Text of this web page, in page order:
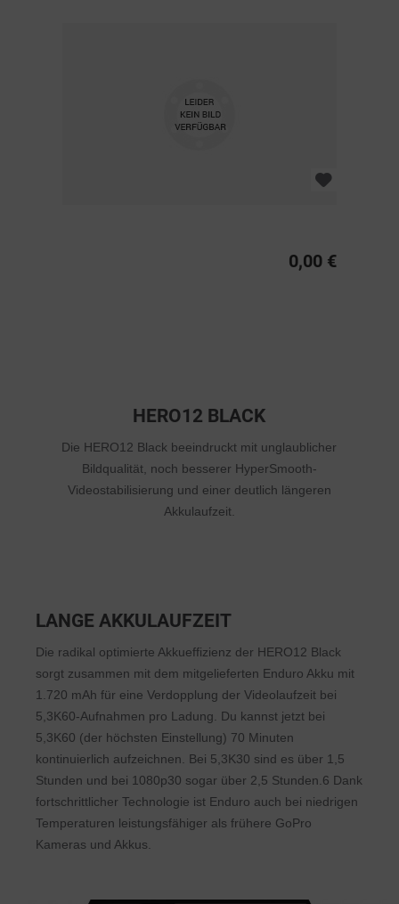
0,00 €
HERO12 BLACK
Die HERO12 Black beeindruckt mit unglaublicher
Bildqualität, noch besserer HyperSmooth-
Videostabilisierung und einer deutlich längeren
Akkulaufzeit.
LANGE AKKULAUFZEIT
Die radikal optimierte Akkueffizienz der HERO12 Black
sorgt zusammen mit dem mitgelieferten Enduro Akku mit
1.720 mAh für eine Verdopplung der Videolaufzeit bei
5,3K60-Aufnahmen pro Ladung. Du kannst jetzt bei
5,3K60 (der höchsten Einstellung) 70 Minuten
kontinuierlich aufzeichnen. Bei 5,3K30 sind es über 1,5
Stunden und bei 1080p30 sogar über 2,5 Stunden.6 Dank
fortschrittlicher Technologie ist Enduro auch bei niedrigen
Temperaturen leistungsfähiger als frühere GoPro
Kameras und Akkus.